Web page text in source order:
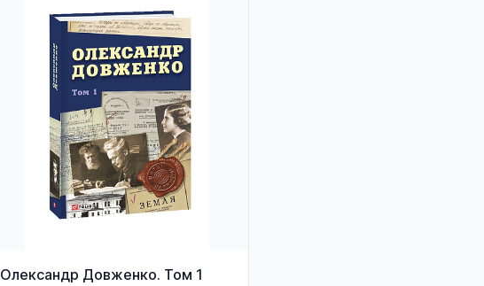
Олександр Довженко. Том 1